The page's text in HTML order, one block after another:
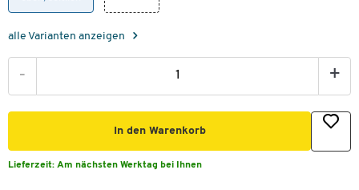
alle Varianten anzeigen
- +
In den Warenkorb
Lieferzeit: Am nächsten Werktag bei Ihnen